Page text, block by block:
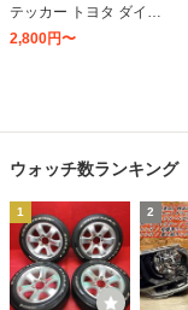
テッカー トヨタ ダイハ
ツ コペン ローブ/セロ/G
2,800円〜
ウォッチ数ランキング
1 2